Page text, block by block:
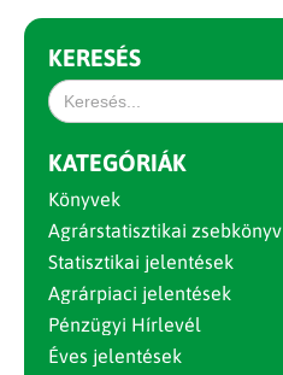
KERESÉS
Search
for:
KATEGÓRIÁK
Könyvek
Agrárstatisztikai zsebkönyv
Statisztikai jelentések
Agrárpiaci jelentések
Pénzügyi Hírlevél
Éves jelentések